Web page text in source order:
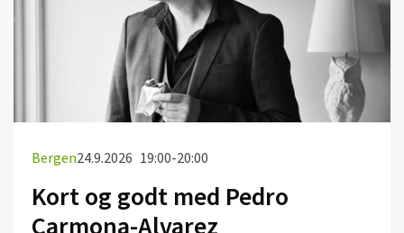
Bergen24.9.2026 19:00-20:00
Kort og godt med Pedro